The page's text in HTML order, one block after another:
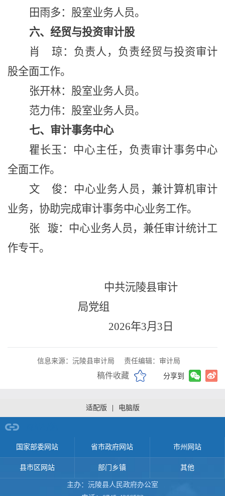
田雨多：股室业务人员。
六、经贸与投资审计股
肖
琼： 负责人 ，负责经贸与投资审计
股全面工作。
张开林：股室业务人员。
范力伟：股室业务人员。
七、审计事务中心
瞿长玉：中心主任，负责审计事务中心
全面工作。
文
俊 ：中心业务人员 ，兼计算机审计
业务，协助完成审计事务中心业务工作。
张 璇：中心业务人员，兼任审计统计工
作专干。
中共沅陵县审计
局党组
2026年3月 3 日
信息来源：沅陵县审计局 责任编辑：审计局
稿件收藏 分享到
适配版 电脑版
国家部委网站 省市政府网站 市州网站
县市区网站 部门乡镇 其他
主办：沅陵县人民政府办公室